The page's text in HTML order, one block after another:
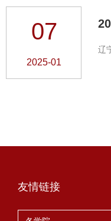
07
2025-01
辽
友情链接